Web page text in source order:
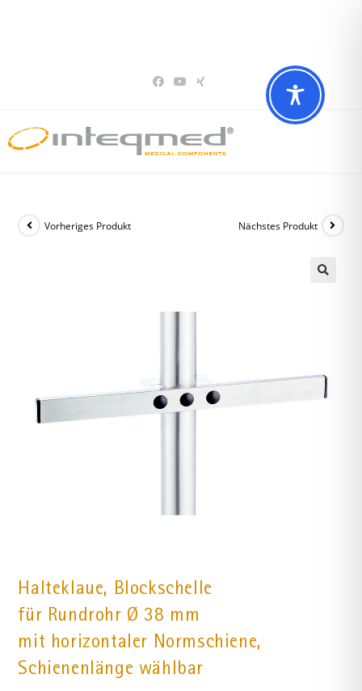
Vorheriges Produkt Nächstes Produkt
Halteklaue, Blockschelle
für Rundrohr Ø 38 mm
mit horizontaler Normschiene,
Schienenlänge wählbar